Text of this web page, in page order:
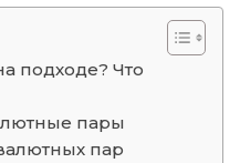
подходе? Что
пары
пар